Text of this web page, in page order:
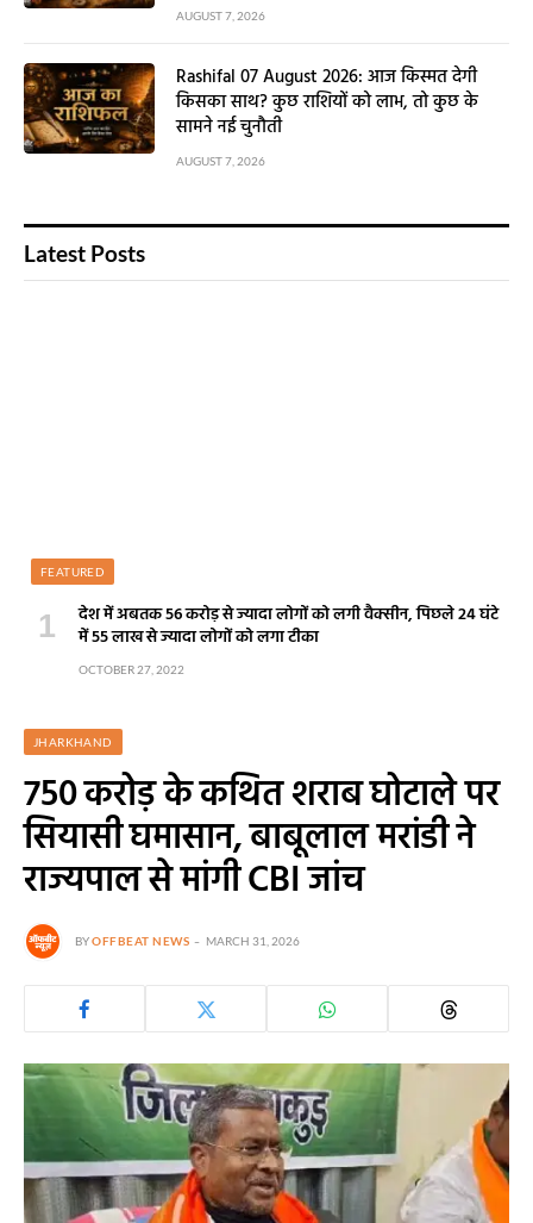
AUGUST 7, 2026
Rashifal 07 August 2026: आज किस्मत देगी
किसका साथ? कुछ राशियों को लाभ, तो कुछ के
सामने नई चुनौती
AUGUST 7, 2026
Latest Posts
FEATURED
देश में अबतक 56 करोड़ से ज्यादा लोगों को लगी वैक्सीन, पिछले 24 घंटे
में 55 लाख से ज्यादा लोगों को लगा टीका
OCTOBER 27, 2022
JHARKHAND
750 करोड़ के कथित शराब घोटाले पर
सियासी घमासान, बाबूलाल मरांडी ने
राज्यपाल से मांगी CBI जांच
BYOFFBEAT NEWS MARCH 31, 2026